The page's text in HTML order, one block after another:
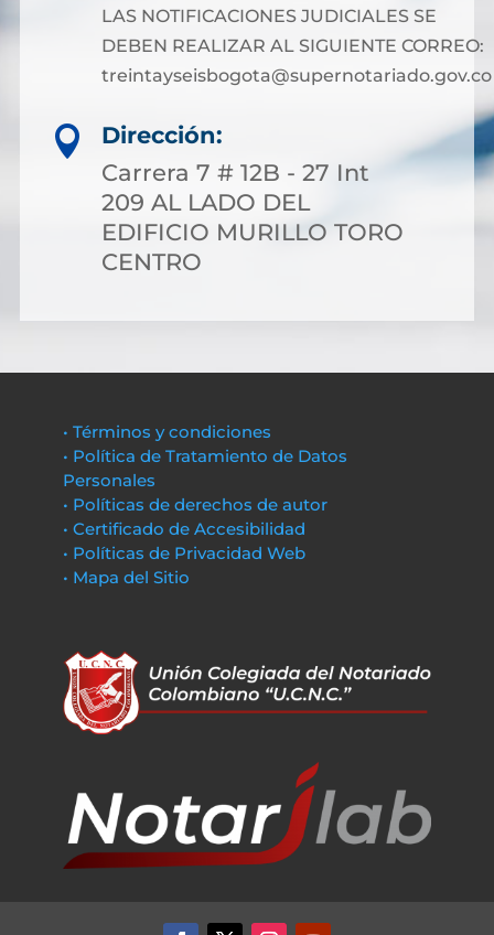
LAS NOTIFICACIONES JUDICIALES SE
DEBEN REALIZAR AL SIGUIENTE CORREO:
treintayseisbogota@supernotariado.gov.co

Dirección:
Carrera 7 # 12B - 27 Int
209 AL LADO DEL
EDIFICIO MURILLO TORO
CENTRO
• Términos y condiciones
• Política de Tratamiento de Datos
Personales
• Políticas de derechos de autor
• Certificado de Accesibilidad
• Políticas de Privacidad Web
• Mapa del Sitio